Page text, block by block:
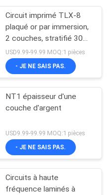
Circuit imprimé TLX-8
plaqué or par immersion,
2 couches, stratifié 30mil
pour circuits RF
USD9.99-99.99 MOQ:1 pièces
- JE NE SAIS PAS.
NT1 épaisseur d'une
couche d'argent
USD9.99-99.99 MOQ:1 pièces
- JE NE SAIS PAS.
Circuits à haute
fréquence laminés à